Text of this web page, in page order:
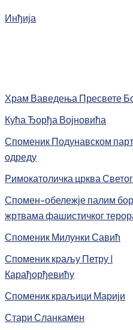
Инђија
Храм Ваведења Пресвете
Кућа Ђорђа Војновића
Споменик Подунавском
одреду
Римокатоличка црква
Спомен-обележје палим
жртвама фашистичког
Споменик Милунки Савић
Споменик краљу Петру I
Карађорђевићу
Споменик краљици Марији
Стари Сланкамен